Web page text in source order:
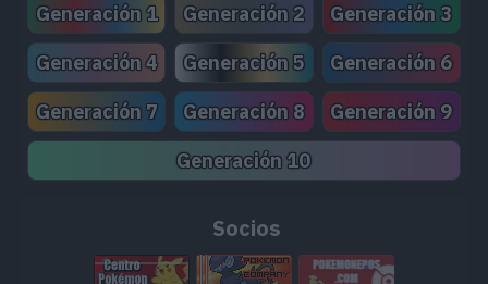
Generación 1 Generación 2
Generación 3
Generación 4
Generación 5
Generación 6
Generación 7
Generación 8
Generación 9
Generación 10
Socios